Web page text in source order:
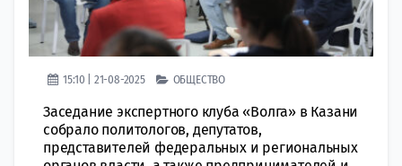
15:10 | 21-08-2025 ОБЩЕСТВО
Заседание экспертного клуба «Волга» в Казани
собрало политологов, депутатов,
представителей федеральных и региональных